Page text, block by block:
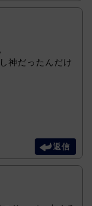
神だったんだけ
返信